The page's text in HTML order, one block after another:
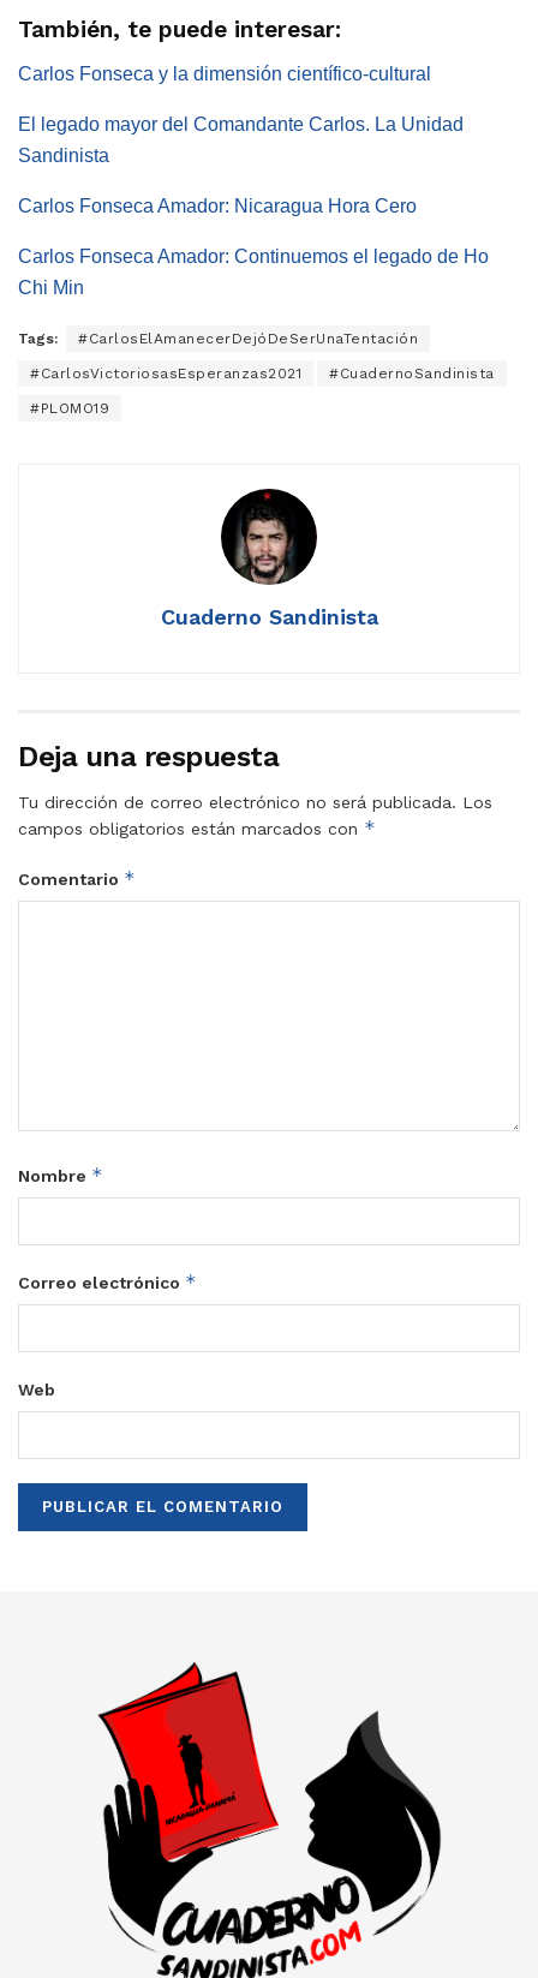
También, te puede interesar:
Carlos Fonseca y la dimensión científico-cultural
El legado mayor del Comandante Carlos. La Unidad
Sandinista
Carlos Fonseca Amador: Nicaragua Hora Cero
Carlos Fonseca Amador: Continuemos el legado de Ho
Chi Min
Tags: #CarlosElAmanecerDejóDeSerUnaTentación
#CarlosVictoriosasEsperanzas2021 #CuadernoSandinista
#PLOMO19
Cuaderno Sandinista
Deja una respuesta
Tu dirección de correo electrónico no será publicada. Los
campos obligatorios están marcados con *
Comentario *
Nombre *
Correo electrónico *
Web